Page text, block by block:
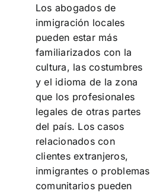
Los abogados de
inmigración locales
pueden estar más
familiarizados con la
cultura, las costumbres
y el idioma de la zona
que los profesionales
legales de otras partes
del país. Los casos
relacionados con
clientes extranjeros,
inmigrantes o problemas
comunitarios pueden